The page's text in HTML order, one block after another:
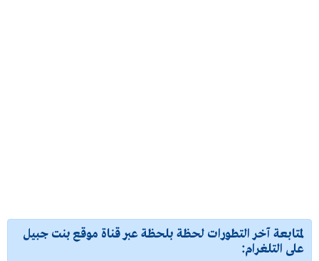
لمتابعة آخر التطورات لحظة بلحظة عبر قناة موقع بنت جبيل
على التلغرام: